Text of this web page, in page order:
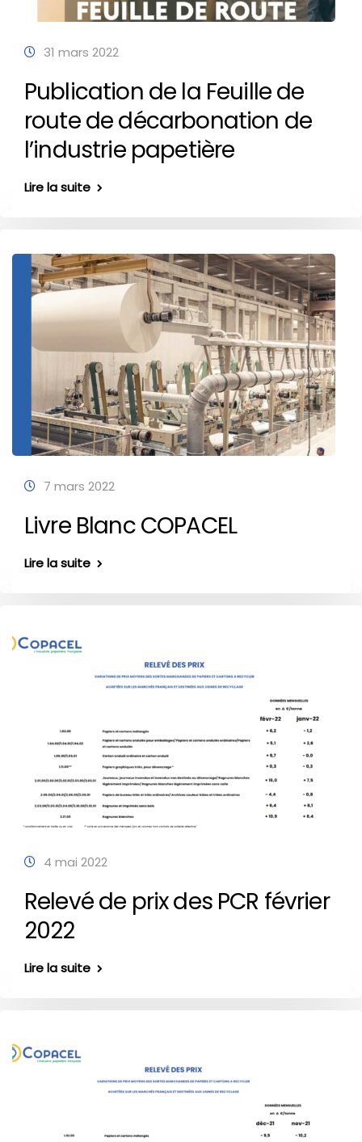
31 mars 2022
Publication de la Feuille de
route de décarbonation de
l’industrie papetière
Lire la suite
7 mars 2022
Livre Blanc COPACEL
Lire la suite
4 mai 2022
Relevé de prix des PCR février
2022
Lire la suite